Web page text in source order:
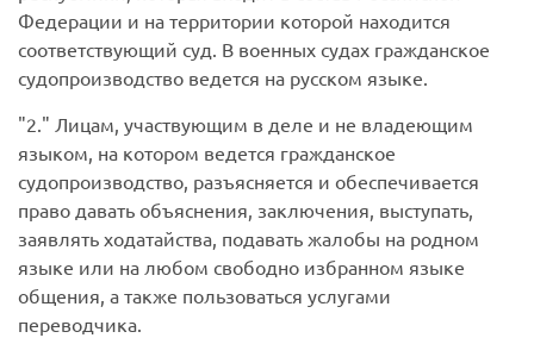
Федерации и на территории которой находится
соответствующий суд. В военных судах гражданское
судопроизводство ведется на русском языке.
2.
Лицам, участвующим в деле и не владеющим
языком, на котором ведется гражданское
судопроизводство, разъясняется и обеспечивается
право давать объяснения, заключения, выступать,
заявлять ходатайства, подавать жалобы на родном
языке или на любом свободно избранном языке
общения, а также пользоваться услугами
переводчика.